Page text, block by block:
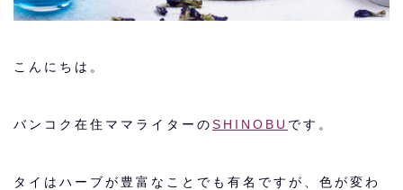
こんにちは。
バンコク在住ママライターのSHINOBU です。
タイはハーブが豊富なことでも有名ですが、色が変わ